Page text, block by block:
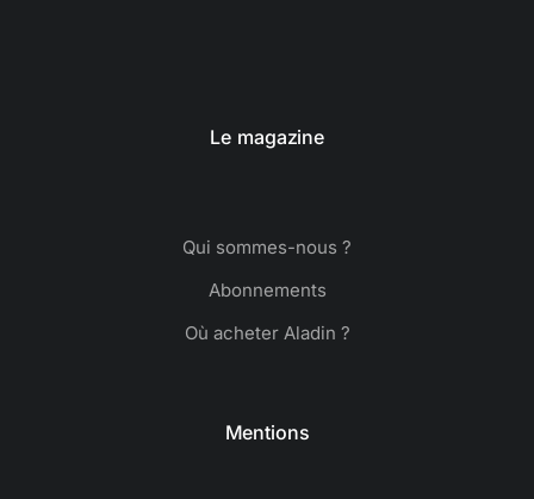
Le magazine
Qui sommes-nous ?
Abonnements
Où acheter Aladin ?
Mentions